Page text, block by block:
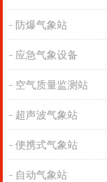
防爆气象站
应急气象设备
空气质量监测站
超声波气象站
便携式气象站
自动气象站